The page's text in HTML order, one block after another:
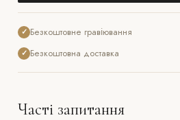
✓ Безкоштовне гравіювання
✓ Безкоштовна доставка
Часті запитання